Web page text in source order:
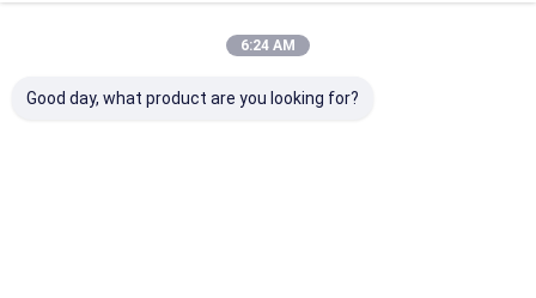
6:24 AM
Good day, what product are you looking for?